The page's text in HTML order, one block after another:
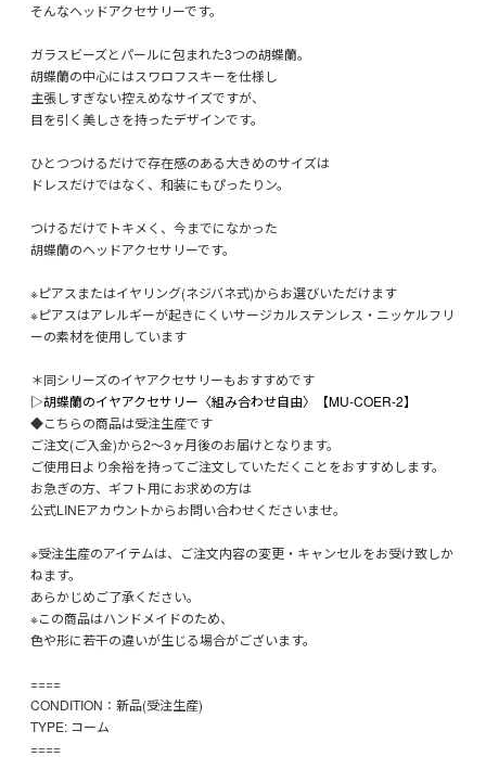
そんなヘッドアクセサリーです。
ガラスビーズとパールに包まれた3つの胡蝶蘭。
胡蝶蘭の中心にはスワロフスキーを仕様し
主張しすぎない控えめなサイズですが、
目を引く美しさを持ったデザインです。
ひとつつけるだけで存在感のある大きめのサイズは
ドレスだけではなく、和装にもぴったりン。
つけるだけでトキメく、今までになかった
胡蝶蘭のヘッドアクセサリーです。
※ピアスまたはイヤリング(ネジバネ式)からお選びいただけます
※ピアスはアレルギーが起きにくいサージカルステンレス・ニッケルフリ
ーの素材を使用しています
＊同シリーズのイヤアクセサリーもおすすめです
▷胡蝶蘭のイヤアクセサリー〈組み合わせ自由〉【MU-COER-2】
◆こちらの商品は受注生産です
ご注文(ご入金)から2〜3ヶ月後のお届けとなります。
ご使用日より余裕を持ってご注文していただくことをおすすめします。
お急ぎの方、ギフト用にお求めの方は
公式LINEアカウントからお問い合わせくださいませ。
※受注生産のアイテムは、ご注文内容の変更・キャンセルをお受け致しか
ねます。
あらかじめご了承ください。
※この商品はハンドメイドのため、
色や形に若干の違いが生じる場合がございます。
====
CONDITION：新品(受注生産)
TYPE: コーム
====